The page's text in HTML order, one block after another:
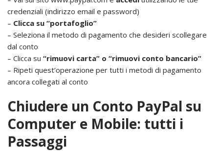
credenziali (indirizzo email e password)
– Clicca su “portafoglio”
– Seleziona il metodo di pagamento che desideri scollegare
dal conto
– Clicca su “rimuovi carta” o “rimuovi conto bancario”
– Ripeti quest’operazione per tutti i metodi di pagamento
ancora collegati al conto
Chiudere un Conto PayPal su
Computer e Mobile: tutti i
Passaggi